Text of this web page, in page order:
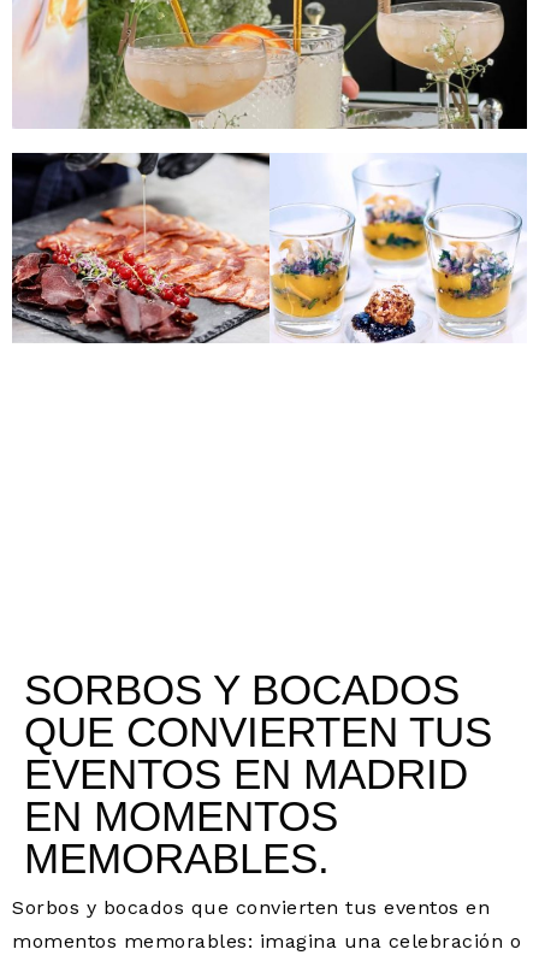
SORBOS Y BOCADOS
QUE CONVIERTEN TUS
EVENTOS EN MADRID
EN MOMENTOS
MEMORABLES.
Sorbos y bocados que convierten tus eventos en
momentos memorables: imagina una celebración o